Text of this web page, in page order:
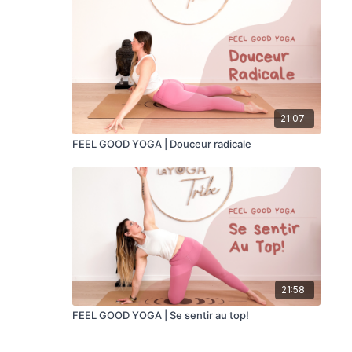
21:07
FEEL GOOD YOGA | Douceur radicale
21:58
FEEL GOOD YOGA | Se sentir au top!